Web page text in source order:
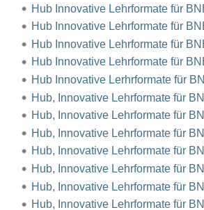
Hub Innovative Lehrformate für
Hub Innovative Lehrformate für
Hub Innovative Lehrformate für
Hub Innovative Lehrformate für
Hub Innovative Lerhrformate für
Hub, Innovative Lehrformate für
Hub, Innovative Lehrformate für
Hub, Innovative Lehrformate für
Hub, Innovative Lehrformate für
Hub, Innovative Lehrformate für
Hub, Innovative Lehrformate für
Hub, Innovative Lehrformate für